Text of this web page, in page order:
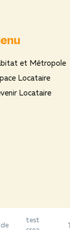
et Métropole
Locataire
Locataire
test